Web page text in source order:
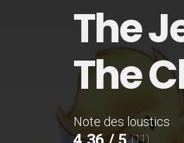
The
The
Note des loustics
(11)